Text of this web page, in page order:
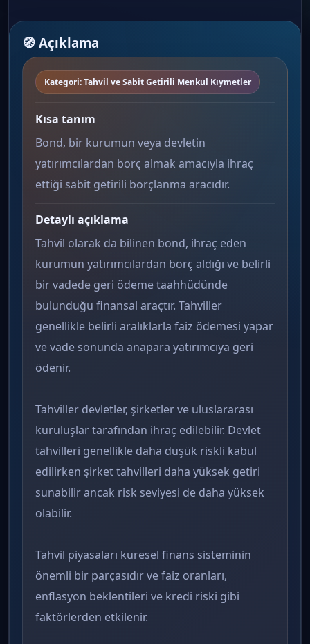
🧭 Açıklama
Kategori: Tahvil ve Sabit Getirili Menkul Kıymetler
Kısa tanım
Bond, bir kurumun veya devletin
yatırımcılardan borç almak amacıyla ihraç
ettiği sabit getirili borçlanma aracıdır.
Detaylı açıklama
Tahvil olarak da bilinen bond, ihraç eden
kurumun yatırımcılardan borç aldığı ve belirli
bir vadede geri ödeme taahhüdünde
bulunduğu finansal araçtır. Tahviller
genellikle belirli aralıklarla faiz ödemesi yapar
ve vade sonunda anapara yatırımcıya geri
ödenir.
Tahviller devletler, şirketler ve uluslararası
kuruluşlar tarafından ihraç edilebilir. Devlet
tahvilleri genellikle daha düşük riskli kabul
edilirken şirket tahvilleri daha yüksek getiri
sunabilir ancak risk seviyesi de daha yüksek
olabilir.
Tahvil piyasaları küresel finans sisteminin
önemli bir parçasıdır ve faiz oranları,
enflasyon beklentileri ve kredi riski gibi
faktörlerden etkilenir.